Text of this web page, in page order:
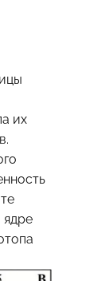
их
ядре